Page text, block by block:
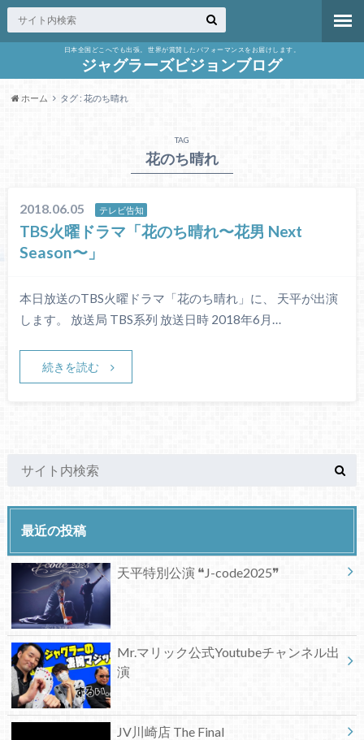
日本全国どこへでも出張。 世界が賞賛したパフォーマンスをお届けします。
ジャグラーズビジョンブログ
ホーム タグ : 花のち晴れ
TAG
花のち晴れ
2018.06.05 テレビ告知
TBS火曜ドラマ「花のち晴れ〜花男 Next
Season〜」
本日放送のTBS火曜ドラマ「花のち晴れ」に、 天平が出演
します。 放送局 TBS系列 放送日時 2018年6月…
続きを読む
最近の投稿
天平特別公演 ❝J-code2025❞
Mr.マリック公式Youtubeチャンネル出
演
JV川崎店 The Final